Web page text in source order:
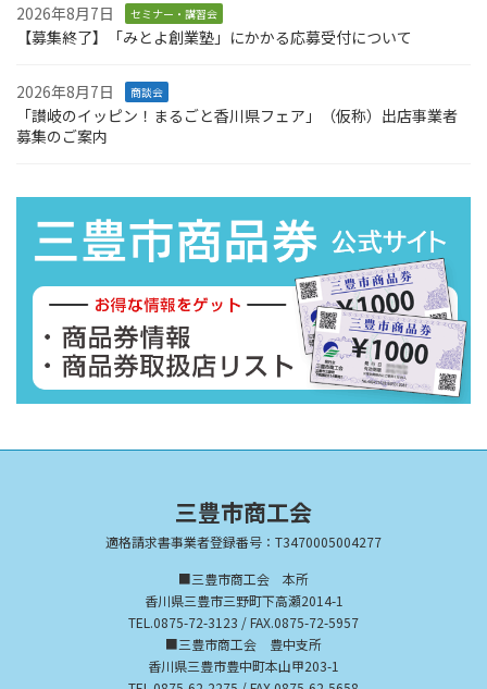
2026年8月7日 セミナー・講習会
【募集終了】「みとよ創業塾」にかかる応募受付について
2026年8月7日 商談会
「讃岐のイッピン！まるごと香川県フェア」（仮称）出店事業者
募集のご案内
三豊市商工会
適格請求書事業者登録番号：T3470005004277
■三豊市商工会 本所
香川県三豊市三野町下高瀬2014-1
TEL.0875-72-3123 / FAX.0875-72-5957
■三豊市商工会 豊中支所
香川県三豊市豊中町本山甲203-1